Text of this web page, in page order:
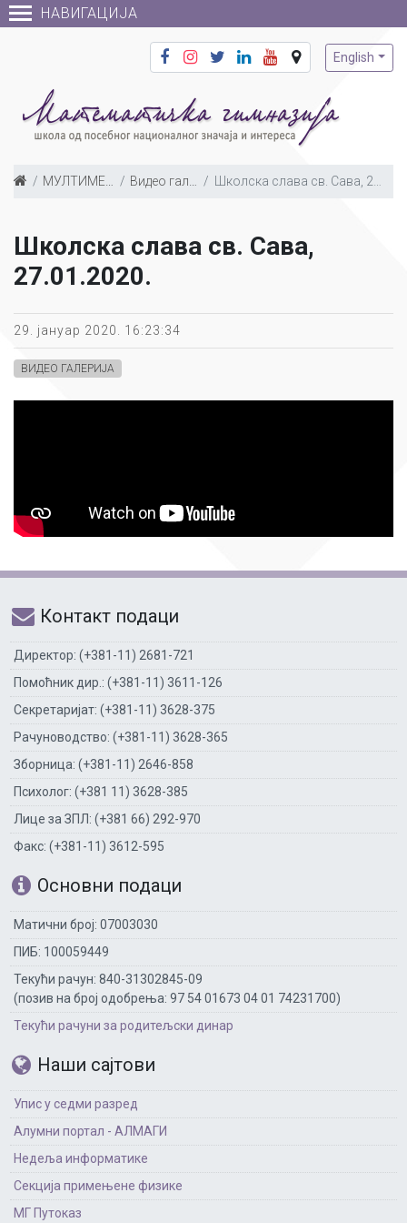
НАВИГАЦИЈА
English
МУЛТИМЕДИЈА Видео галерија Школска слава св. Сава, 27.01.2020.
Школска слава св. Сава,
27.01.2020.
29. јануар 2020. 16:23:34
ВИДЕО ГАЛЕРИЈА
Контакт подаци
Директор: (+381-11) 2681-721
Помоћник дир.: (+381-11) 3611-126
Секретаријат: (+381-11) 3628-375
Рачуноводство: (+381-11) 3628-365
Зборница: (+381-11) 2646-858
Психолог: (+381 11) 3628-385
Лице за ЗПЛ: (+381 66) 292-970
Факс: (+381-11) 3612-595
Основни подаци
Матични број: 07003030
ПИБ: 100059449
Текући рачун: 840-31302845-09
(позив на број одобрења: 97 54 01673 04 01 74231700)
Текући рачуни за родитељски динар
Наши сајтови
Упис у седми разред
Алумни портал - АЛМАГИ
Недеља информатике
Секција примењене физике
МГ Путоказ